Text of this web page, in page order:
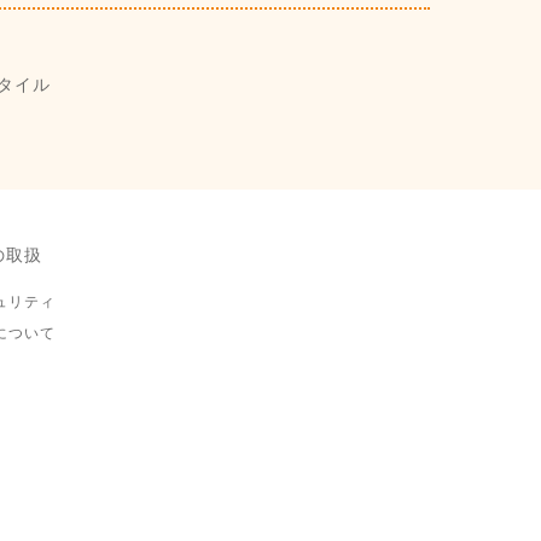
イル
取扱
リティ
ついて